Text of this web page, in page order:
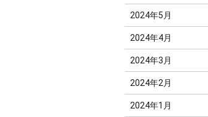
2024年5月
2024年4月
2024年3月
2024年2月
2024年1月